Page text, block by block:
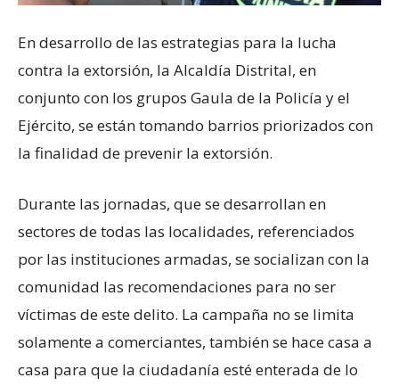
En desarrollo de las estrategias para la lucha
contra la extorsión, la Alcaldía Distrital, en
conjunto con los grupos Gaula de la Policía y el
Ejército, se están tomando barrios priorizados con
la finalidad de prevenir la extorsión.
Durante las jornadas, que se desarrollan en
sectores de todas las localidades, referenciados
por las instituciones armadas, se socializan con la
comunidad las recomendaciones para no ser
víctimas de este delito. La campaña no se limita
solamente a comerciantes, también se hace casa a
casa para que la ciudadanía esté enterada de lo